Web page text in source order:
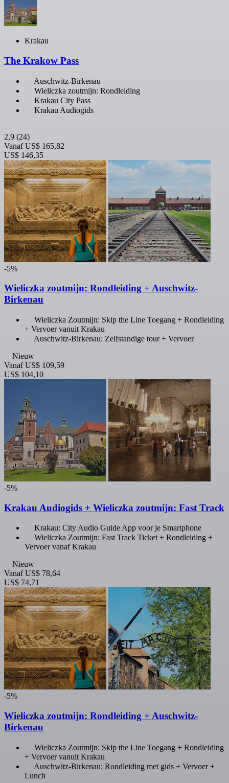
Krakau
The Krakow Pass
Auschwitz-Birkenau
Wieliczka zoutmijn: Rondleiding
Krakau City Pass
Krakau Audiogids
2,9 (24)
Vanaf US$ 165,82
US$ 146,35
-5%
Wieliczka zoutmijn: Rondleiding + Auschwitz-
Birkenau
Wieliczka Zoutmijn: Skip the Line Toegang + Rondleiding
+ Vervoer vanuit Krakau
Auschwitz-Birkenau: Zelfstandige tour + Vervoer
Nieuw
Vanaf US$ 109,59
US$ 104,10
-5%
Krakau Audiogids + Wieliczka zoutmijn: Fast Track
Krakau: City Audio Guide App voor je Smartphone
Wieliczka Zoutmijn: Fast Track Ticket + Rondleiding +
Vervoer vanaf Krakau
Nieuw
Vanaf US$ 78,64
US$ 74,71
-5%
Wieliczka zoutmijn: Rondleiding + Auschwitz-
Birkenau
Wieliczka Zoutmijn: Skip the Line Toegang + Rondleiding
+ Vervoer vanuit Krakau
Auschwitz-Birkenau: Rondleiding met gids + Vervoer +
Lunch